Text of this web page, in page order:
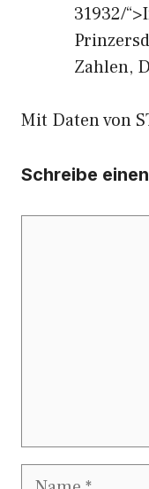
31932/
Zahlen,
Mit Daten von
Schreibe
Name